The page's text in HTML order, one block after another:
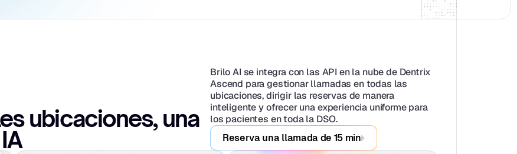
ubicaciones, una
Brilo AI se integra con las API en la nube de Dentrix
Ascend para gestionar llamadas en todas las
ubicaciones, dirigir las reservas de manera
inteligente y ofrecer una experiencia uniforme para
los pacientes en toda la DSO.
Reserva una llamada de 15 min